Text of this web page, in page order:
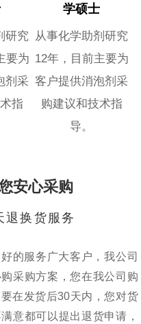
研究
要为
剂采
指
学硕士
从事化学助剂研究
12年，目前主要为
客户提供消泡剂采
购建议和技术指
导。
安心采购
退换货服务
的服务广大客户，我公司
采购方案，您在我公司购
在发货后30天内，您对货
意都可以提出退货申请，